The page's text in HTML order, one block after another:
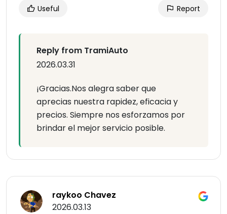
Useful Report
Reply from TramiAuto
2026.03.31
¡Gracias.Nos alegra saber que
aprecias nuestra rapidez, eficacia y
precios. Siempre nos esforzamos por
brindar el mejor servicio posible.
raykoo Chavez
2026.03.13